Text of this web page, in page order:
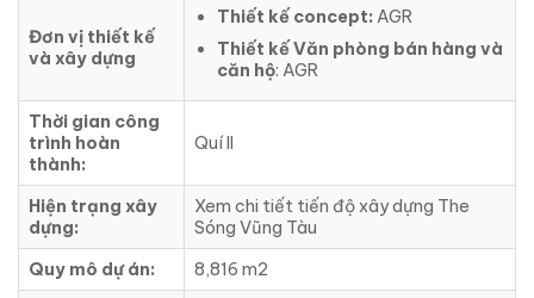
Đơn vị thiết kế
và xây dựng
Thiết kế concept:AGR
Thiết kế Văn phòng bán hàng và
căn hộ: AGR
Thời gian công
trình hoàn
thành:
Quí II
Hiện trạng xây
dựng:
Xem chi tiết tiến độ xây dựng The
Sóng Vũng Tàu
Quy mô dự án:
8,816 m2